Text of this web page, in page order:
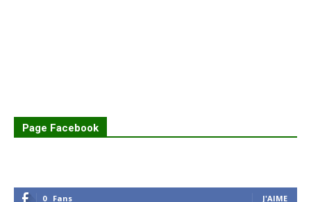
Page Facebook
0 Fans J'AIME